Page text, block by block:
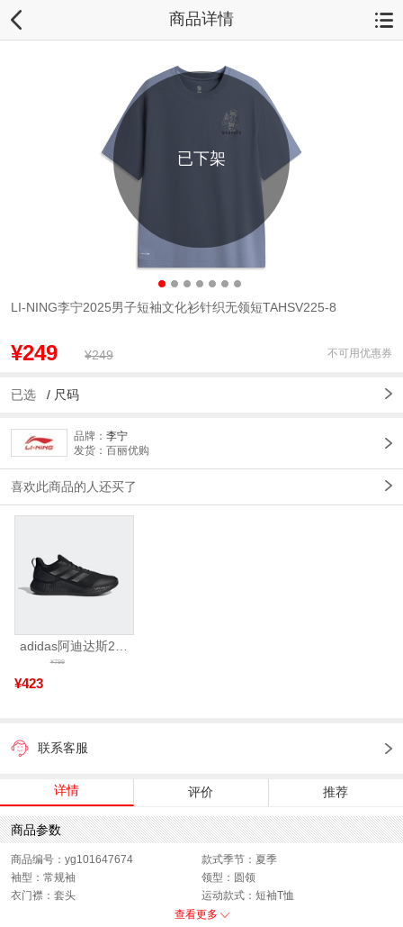
商品详情
已下架
LI-NING李宁2025男子短袖文化衫针织无领短TAHSV225-8
¥249 ¥249 不可用优惠券
已选 / 尺码
品牌： 李宁
发货：百丽优购
喜欢此商品的人还买了
¥423
¥799
联系客服
详情 评价 推荐
商品参数
商品编号：yg101647674
款式季节：夏季
袖型：常规袖
领型：圆领
衣门襟：套头
运动款式：短袖T恤
性别：男子
查看更多